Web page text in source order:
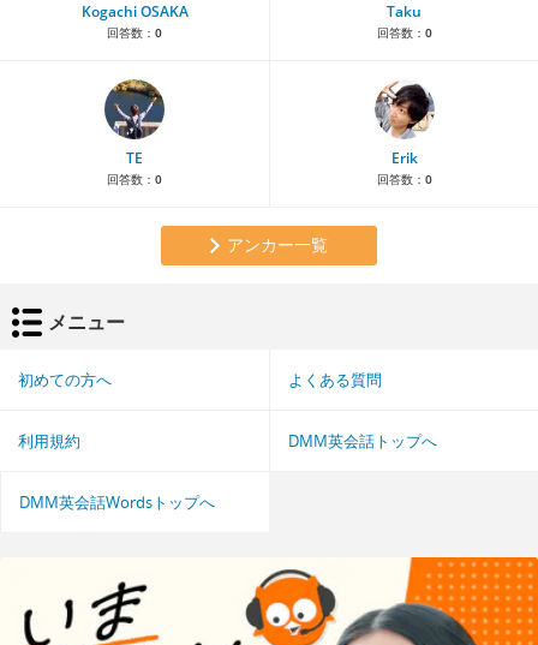
Kogachi OSAKA
回答数： 0
Taku
回答数： 0
TE
回答数： 0
Erik
回答数： 0
アンカー一覧
メニュー
初めての方へ よくある質問
利用規約 DMM英会話トップへ
DMM英会話Wordsトップへ